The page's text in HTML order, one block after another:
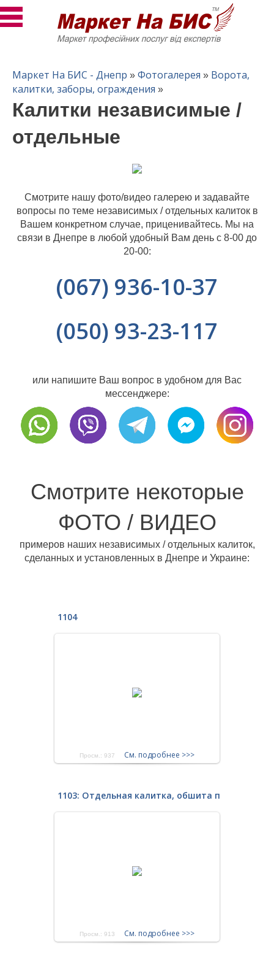
Маркет На БИС - Днепр » Фотогалерея » Ворота,
калитки, заборы, ограждения »
Калитки независимые /
отдельные
Смотрите нашу фото/видео галерею и задавайте
вопросы по теме независимых / отдельных калиток в
Вашем конкретном случае, приценивайтесь. Мы на
связи в Днепре в любой удобный Вам день с 8-00 до
20-00:
(067) 936-10-37
(050) 93-23-117
или напишите Ваш вопрос в удобном для Вас
мессенджере:
Смотрите некоторые
ФОТО / ВИДЕО
примеров наших независимых / отдельных калиток,
сделанных и установленных в Днепре и Украине:
1104
Просм.: 937 См. подробнее >>>
1103: Отдельная калитка, обшита профлистом
Просм.: 913 См. подробнее >>>